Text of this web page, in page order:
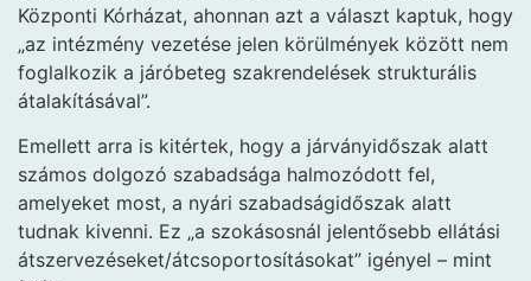
Központi Kórházat, ahonnan azt a választ kaptuk, hogy
„az intézmény vezetése jelen körülmények között nem
foglalkozik a járóbeteg szakrendelések strukturális
átalakításával”.
Emellett arra is kitértek, hogy a járványidőszak alatt
számos dolgozó szabadsága halmozódott fel,
amelyeket most, a nyári szabadságidőszak alatt
tudnak kivenni. Ez „a szokásosnál jelentősebb ellátási
átszervezéseket/átcsoportosításokat” igényel – mint